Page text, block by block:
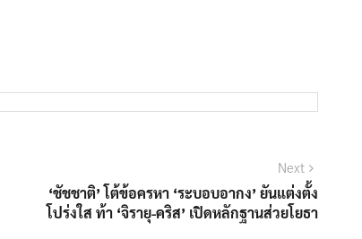
Next
‘ชัชชาติ’ โต้ข้อครหา ‘ระบอบอากง’ ยันแต่งตั้ง
โปร่งใส ท้า ‘จิรายุ-คริส’ เปิดหลักฐานส่วยโยธา